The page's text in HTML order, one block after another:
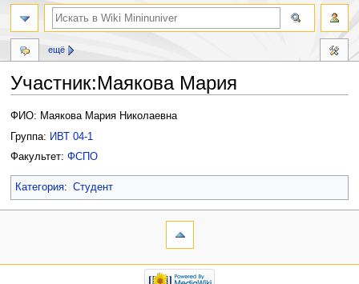
Участник:Маякова Мария
Перейти
к
навигации
Перейти
к
поиску
ФИО: Маякова Мария Николаевна
Группа: ИВТ 04-1
Факультет: ФСПО
Категория: Студент
ещё